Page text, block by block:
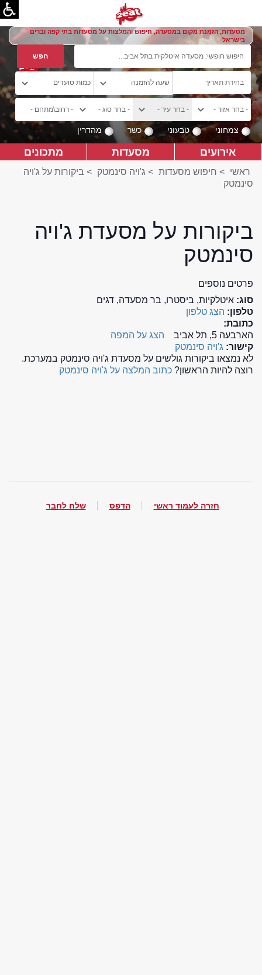
מסעדות, הזמנת מקום במסעדה, חיפוש והמלצות על מסעדות בתי קפה וברים
בישראל
צמחוני טבעוני כשר מהדרין
אירועים מסעדות מתכונים
ראשי > חיפוש מסעדות > ג'ויה סינמטק > ביקורות על ג'ויה
סינמטק
ביקורות על מסעדת ג'ויה
סינמטק
פרטים נוספים
סוג: איטלקיות, ביסטרו, בר מסעדה, דגים
טלפון: הצג טלפון
כתובת:
הארבעה 5, תל אביב
הצג על המפה
קישור: ג'ויה סינמטק
לא נמצאו ביקורות גולשים על מסעדת ג'ויה סינמטק במערכת.
רוצה להיות הראשון? כתוב המלצה על ג'ויה סינמטק
חזרה לעמוד ראשי הדפס שלח לחבר